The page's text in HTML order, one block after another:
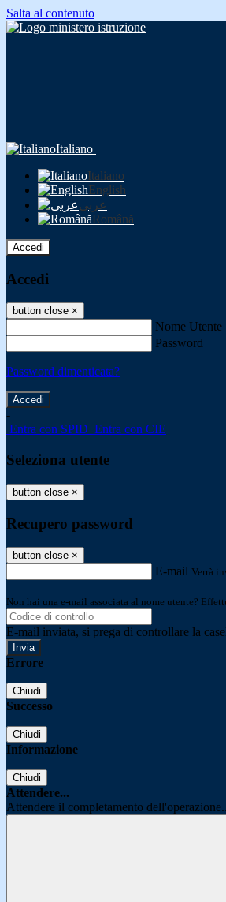
Salta al contenuto
Italiano
Italiano
English
عربى
Română
Accedi
Accedi
button close ×
Nome Utente
Password
Password dimenticata?
-
Entra con SPID Entra con CIE
Seleziona utente
button close ×
Recupero password
button close ×
E-mail Verrà
Non hai una e-mail associata al nome utente?
E-mail inviata, si prega di controllare la
Errore
Chiudi
Successo
Chiudi
Informazione
Chiudi
Attendere...
Attendere il completamento